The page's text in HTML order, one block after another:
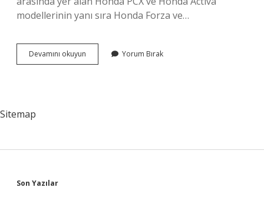
modellerinin yanı sıra Honda Forza ve…
Devamını okuyun
Motoru
Yorum Bırak
Sitemap
Sidebar
Son Yazılar